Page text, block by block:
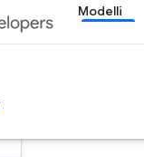
Modelli